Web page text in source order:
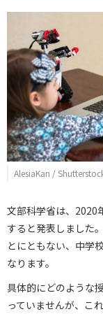
AlesiaKan /
文部科学省は、2020
すると発表しました
とにともない、中学
なります。
具体的にどのような
っていませんが、こ